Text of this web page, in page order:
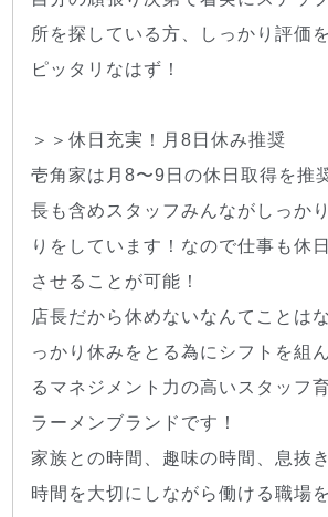
所を探している方、しっかり評価
ピッタリなはず！
＞＞休日充実！月8日休み推奨
壱角家は月8〜9日の休日取得を推
長も含めスタッフみんながしっか
りをしています！なので仕事も休
させることが可能！
店長だから休めないなんてことは
っかり休みをとる為にシフトを組
るマネジメント力の高いスタッフ
ラーメンブランドです！
家族との時間、趣味の時間、息抜
時間を大切にしながら働ける職場